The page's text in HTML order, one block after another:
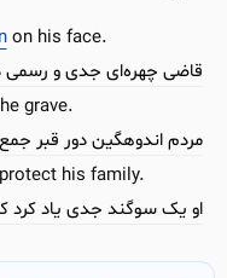
on his face.
قاضی چهره‌ای جدی و
grave.
مردم اندوهگین دور قبر
his family.
او یک سوگند جدی یاد کرد